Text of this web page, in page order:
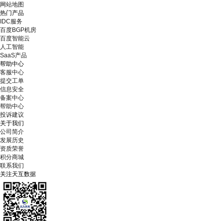
网站地图
热门产品
IDC服务
百度BGP机房
百度智能云
人工智能
SaaS产品
帮助中心
客服中心
提交工单
信息安全
备案中心
帮助中心
投诉建议
关于我们
公司简介
发展历史
资质荣誉
积分商城
联系我们
关注天互数据